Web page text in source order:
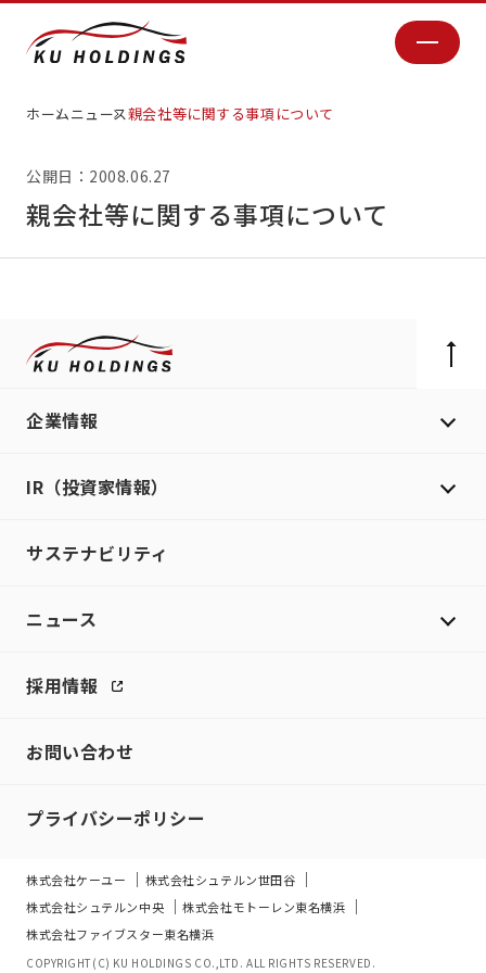
ホームニュース親会社等に関する事項について
公開日：2008.06.27
親会社等に関する事項について
企業情報
IR（投資家情報）
サステナビリティ
ニュース
採用情報
お問い合わせ
プライバシーポリシー
株式会社ケーユー
株式会社シュテルン世田谷
株式会社シュテルン中央
株式会社モトーレン東名横浜
株式会社ファイブスター東名横浜
COPYRIGHT(C) KU HOLDINGS CO.,LTD. ALL RIGHTS RESERVED.